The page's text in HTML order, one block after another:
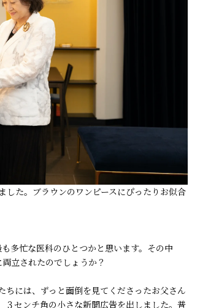
た。ブラウンのワンピースにぴったりお似合
多忙な医科のひとつかと思います。その中
立されたのでしょうか？
には、ずっと面倒を見てくださったお父さん
３センチ角の小さな新聞広告を出しました。普